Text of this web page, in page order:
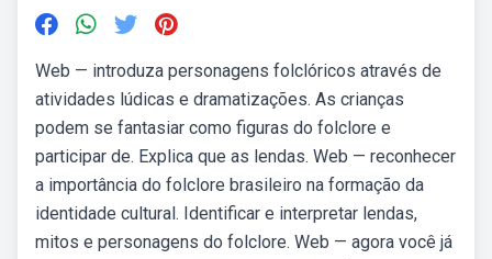
Web — introduza personagens folclóricos através de
atividades lúdicas e dramatizações. As crianças
podem se fantasiar como figuras do folclore e
participar de. Explica que as lendas. Web — reconhecer
a importância do folclore brasileiro na formação da
identidade cultural. Identificar e interpretar lendas,
mitos e personagens do folclore. Web — agora você já